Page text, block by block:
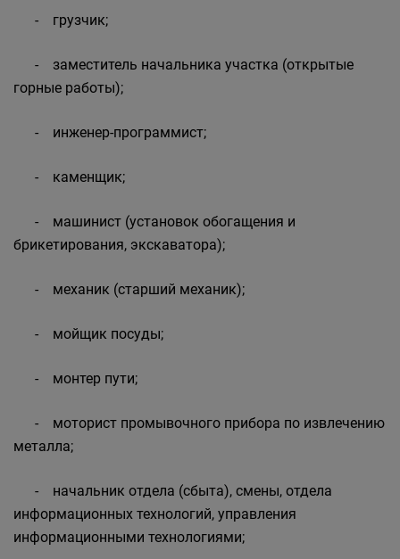
- грузчик;
- заместитель начальника участка (открытые
горные работы);
- инженер-программист;
- каменщик;
- машинист (установок обогащения и
брикетирования, экскаватора);
- механик (старший механик);
- мойщик посуды;
- монтер пути;
- моторист промывочного прибора по извлечению
металла;
- начальник отдела (сбыта), смены, отдела
информационных технологий, управления
информационными технологиями;